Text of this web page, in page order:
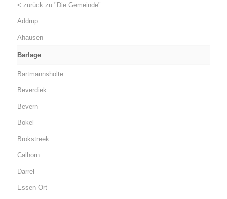
< zurück zu "Die Gemeinde"
Addrup
Ahausen
Barlage
Bartmannsholte
Beverdiek
Bevern
Bokel
Brokstreek
Calhorn
Darrel
Essen-Ort